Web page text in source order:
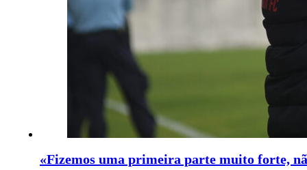
«Fizemos uma primeira parte muito forte,